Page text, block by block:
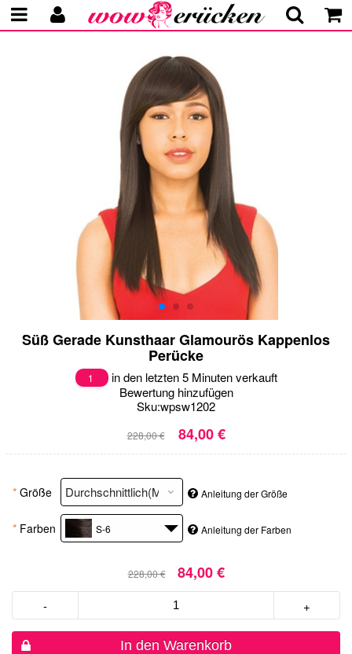
Süß Gerade Kunsthaar Glamourös Kappenlos
Perücke
1
in den letzten 5 Minuten verkauft
Bewertung hinzufügen
Sku:wpsw1202
228,00 € 84,00 €
* Größe Anleitung der Größe
* Farben S-6 Anleitung der Farben
228,00 € 84,00 €
- +
In den Warenkorb